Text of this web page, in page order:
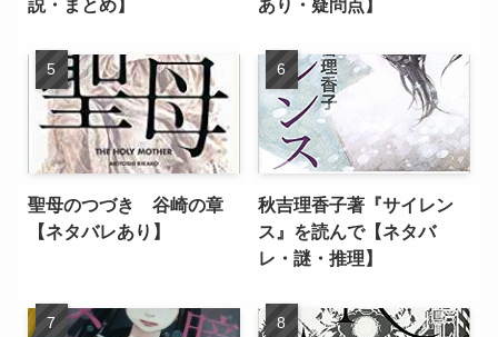
説・まとめ】
あり・疑問点】
聖母のつづき 谷崎の章
【ネタバレあり】
秋吉理香子著『サイレン
ス』を読んで【ネタバ
レ・謎・推理】